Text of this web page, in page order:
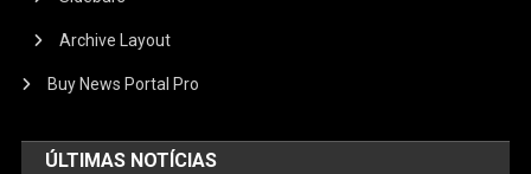
Archive Layout
Buy News Portal Pro
ÚLTIMAS NOTÍCIAS